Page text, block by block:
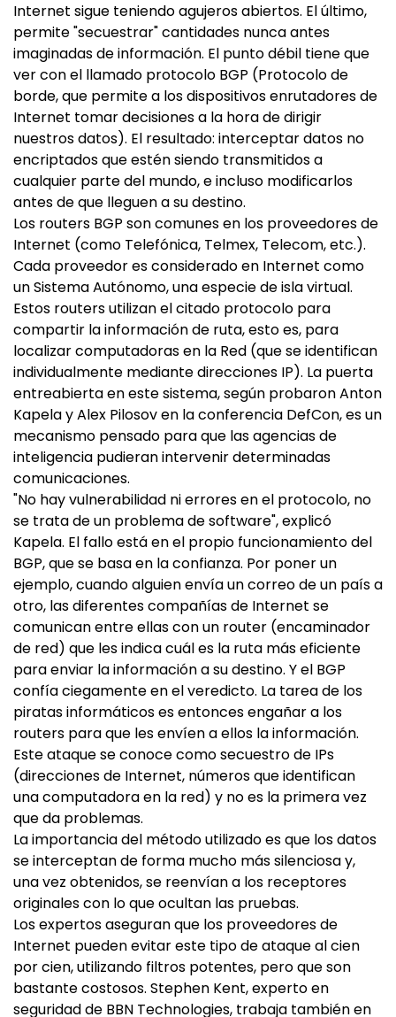
Internet sigue teniendo agujeros abiertos. El último,
permite "secuestrar" cantidades nunca antes
imaginadas de información. El punto débil tiene que
ver con el llamado protocolo BGP (Protocolo de
borde, que permite a los dispositivos enrutadores de
Internet tomar decisiones a la hora de dirigir
nuestros datos). El resultado: interceptar datos no
encriptados que estén siendo transmitidos a
cualquier parte del mundo, e incluso modificarlos
antes de que lleguen a su destino.
Los routers BGP son comunes en los proveedores de
Internet (como Telefónica, Telmex, Telecom, etc.).
Cada proveedor es considerado en Internet como
un Sistema Autónomo, una especie de isla virtual.
Estos routers utilizan el citado protocolo para
compartir la información de ruta, esto es, para
localizar computadoras en la Red (que se identifican
individualmente mediante direcciones IP). La puerta
entreabierta en este sistema, según probaron Anton
Kapela y Alex Pilosov en la conferencia DefCon, es un
mecanismo pensado para que las agencias de
inteligencia pudieran intervenir determinadas
comunicaciones.
"No hay vulnerabilidad ni errores en el protocolo, no
se trata de un problema de software", explicó
Kapela. El fallo está en el propio funcionamiento del
BGP, que se basa en la confianza. Por poner un
ejemplo, cuando alguien envía un correo de un país a
otro, las diferentes compañías de Internet se
comunican entre ellas con un router (encaminador
de red) que les indica cuál es la ruta más eficiente
para enviar la información a su destino. Y el BGP
confía ciegamente en el veredicto. La tarea de los
piratas informáticos es entonces engañar a los
routers para que les envíen a ellos la información.
Este ataque se conoce como secuestro de IPs
(direcciones de Internet, números que identifican
una computadora en la red) y no es la primera vez
que da problemas.
La importancia del método utilizado es que los datos
se interceptan de forma mucho más silenciosa y,
una vez obtenidos, se reenvían a los receptores
originales con lo que ocultan las pruebas.
Los expertos aseguran que los proveedores de
Internet pueden evitar este tipo de ataque al cien
por cien, utilizando filtros potentes, pero que son
bastante costosos. Stephen Kent, experto en
seguridad de BBN Technologies, trabaja también en